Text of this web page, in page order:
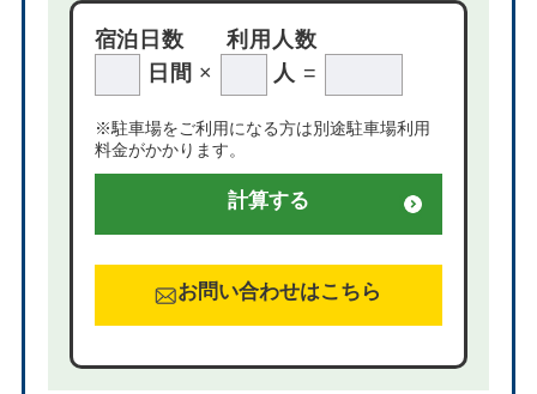
宿泊日数
利用人数
日間 × 人=
※駐車場をご利用になる方は別途駐車場利用
料金がかかります。
計算する
お問い合わせはこちら